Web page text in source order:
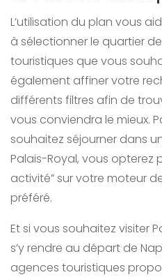
L’utilisation du plan vous
à sélectionner le quartier
touristiques que vous
également affiner votre
différents filtres afin de
vous conviendra le mieux.
souhaitez séjourner dans
Palais-Royal, vous opterez
activité” sur votre moteur
préféré.
Et si vous souhaitez visiter
s’y rendre au départ de
agences touristiques